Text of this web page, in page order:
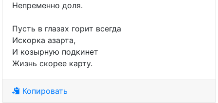
Непременно доля.
Пусть в глазах горит всегда
Искорка азарта,
И козырную подкинет
Жизнь скорее карту.
Копировать